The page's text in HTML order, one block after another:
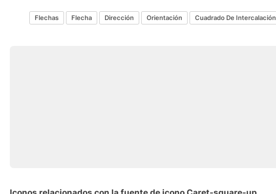
Flechas Flecha Dirección Orientación Cuadrado De Intercalación